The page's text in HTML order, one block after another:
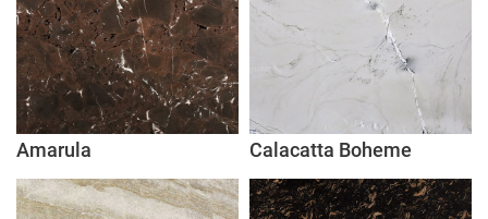
Amarula Calacatta Boheme